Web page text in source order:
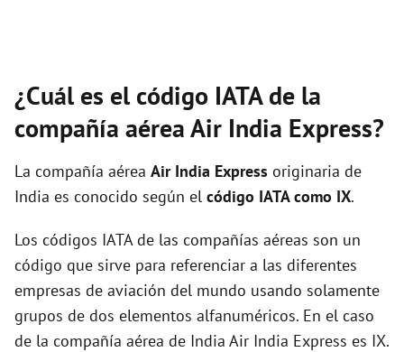
¿Cuál es el código IATA de la
compañía aérea Air India Express?
La compañía aérea Air India Express originaria de
India es conocido según el código IATA como IX.
Los códigos IATA de las compañías aéreas son un
código que sirve para referenciar a las diferentes
empresas de aviación del mundo usando solamente
grupos de dos elementos alfanuméricos. En el caso
de la compañía aérea de India Air India Express es IX.